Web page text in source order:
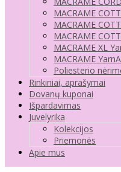
MACRAME
MACRAME
MACRAME
MACRAME XL
MACRAME
Poliesterio
Rinkiniai, aprašymai
Dovanų kuponai
Išpardavimas
Juvelyrika
Kolekcijos
Priemonės
Apie mus